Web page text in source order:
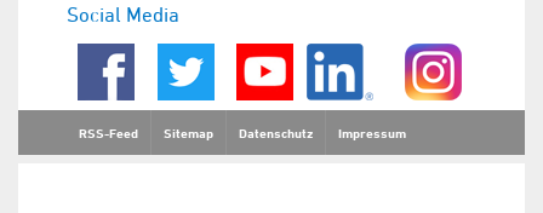
Social Media
RSS-Feed Sitemap Datenschutz Impressum